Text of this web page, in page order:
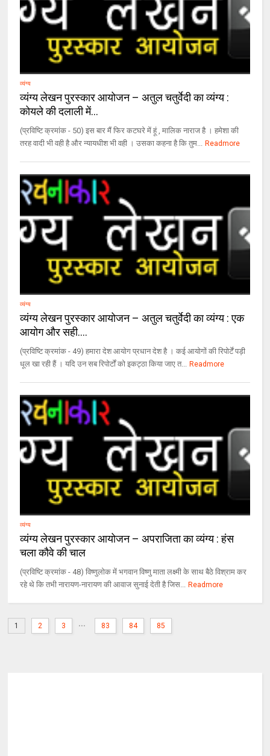
व्यंग्य
व्यंग्य लेखन पुरस्कार आयोजन – अतुल चतुर्वेदी का व्यंग्य :
कोयले की दलाली में…
(प्रविष्टि क्रमांक - 50) इस बार मैं फिर कटघरे में हूं , मालिक नाराज है । हमेशा की
तरह वादी भी वही है और न्यायधीश भी वही । उसका कहना है कि तुम...
Readmore
व्यंग्य
व्यंग्य लेखन पुरस्कार आयोजन – अतुल चतुर्वेदी का व्यंग्य : एक
आयोग और सही….
(प्रविष्टि क्रमांक - 49) हमारा देश आयोग प्रधान देश है । कई आयोगों की रिपोर्टें पड़ी
धूल खा रही हैं । यदि उन सब रिपोर्टों को इकट्ठा किया जाए त...
Readmore
व्यंग्य
व्यंग्य लेखन पुरस्कार आयोजन – अपराजिता का व्यंग्य : हंस
चला कौवे की चाल
(प्रविष्टि क्रमांक - 48) विष्णुलोक में भगवान विष्णु माता लक्ष्मी के साथ बैठे विश्राम कर
रहे थे कि तभी नारायण-नारायण की आवाज सुनाई देती है जिस...
Readmore
1 2 3 ... 83 84 85